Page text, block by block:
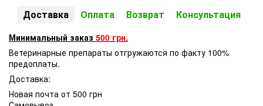
Доставка Оплата Возврат Консультация
Минимальный заказ 500 грн.
Ветеринарные препараты отгружаются по факту 100%
предоплаты.
Доставка:
Новая почта от 500 грн